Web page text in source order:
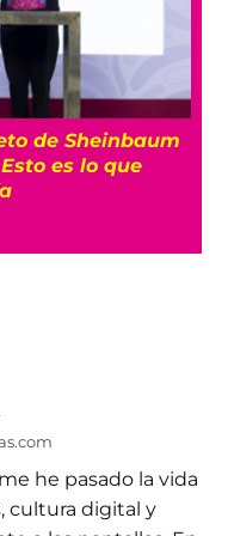
de Sheinbaum
es lo que
he pasado la vida
cultura digital y